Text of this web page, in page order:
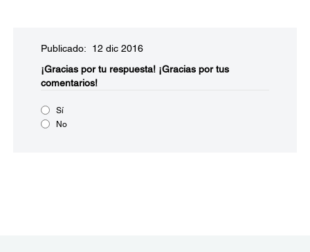
Publicado: 12 dic 2016
¡Gracias por tu respuesta! ¡Gracias por tus
comentarios!
Sí
No